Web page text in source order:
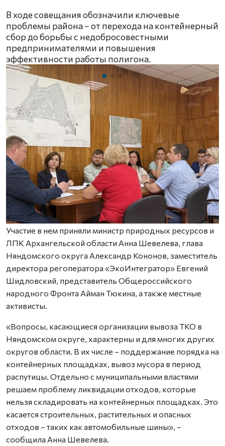
В ходе совещания обозначили ключевые
проблемы района – от перехода на контейнерный
сбор до борьбы с недобросовестными
предпринимателями и повышения
эффективности работы полигона.
Участие в нем приняли министр природных ресурсов и
ЛПК Архангельской области Анна Шевелева, глава
Няндомского округа Александр Кононов, заместитель
директора регоператора «ЭкоИнтегратор» Евгений
Шидловский, представитель Общероссийского
народного Фронта Айман Тюкина, а также местные
активисты.
«Вопросы, касающиеся организации вывоза ТКО в
Няндомском округе, характерны и для многих других
округов области. В их числе – поддержание порядка на
контейнерных площадках, вывоз мусора в период
распутицы. Отдельно с муниципальными властями
решаем проблему ликвидации отходов, которые
нельзя складировать на контейнерных площадках. Это
касается строительных, растительных и опасных
отходов – таких как автомобильные шины», –
сообщила Анна Шевелева.